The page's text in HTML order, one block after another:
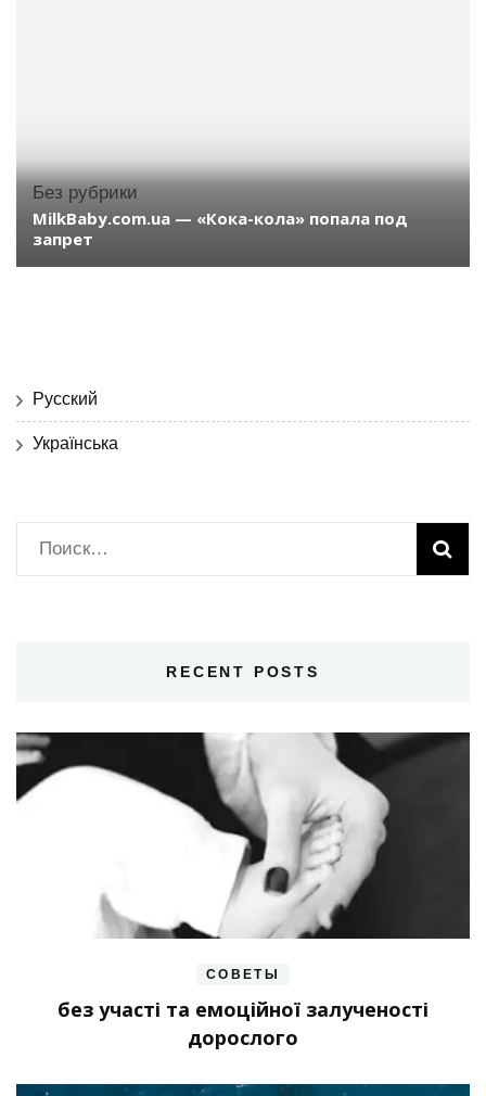
Без рубрики
MilkBaby.com.ua — «Кока-кола» попала под
запрет
Русский
Українська
Найти:
RECENT POSTS
СОВЕТЫ
без участі та емоційної залученості
дорослого